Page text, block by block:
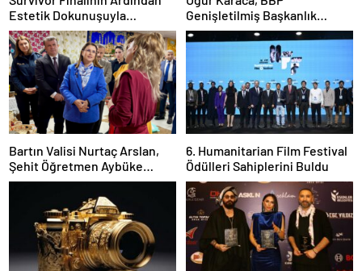
Estetik Dokunuşuyla
Gündemde
Genişletilmiş Başkanlık
Divanı’nda görev aldı
Bartın Valisi Nurtaç Arslan,
Şehit Öğretmen Aybüke
Yalçın Milli Kültür Sergisi’nin
Açılışına Katıldı
6. Humanitarian Film Festival
Ödülleri Sahiplerini Buldu